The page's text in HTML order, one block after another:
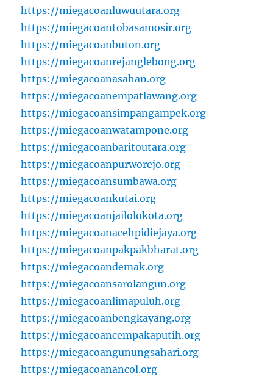
https://miegacoanluwuutara.org
https://miegacoantobasamosir.org
https://miegacoanbuton.org
https://miegacoanrejanglebong.org
https://miegacoanasahan.org
https://miegacoanempatlawang.org
https://miegacoansimpangampek.org
https://miegacoanwatampone.org
https://miegacoanbaritoutara.org
https://miegacoanpurworejo.org
https://miegacoansumbawa.org
https://miegacoankutai.org
https://miegacoanjailolokota.org
https://miegacoanacehpidiejaya.org
https://miegacoanpakpakbharat.org
https://miegacoandemak.org
https://miegacoansarolangun.org
https://miegacoanlimapuluh.org
https://miegacoanbengkayang.org
https://miegacoancempakaputih.org
https://miegacoangunungsahari.org
https://miegacoanancol.org